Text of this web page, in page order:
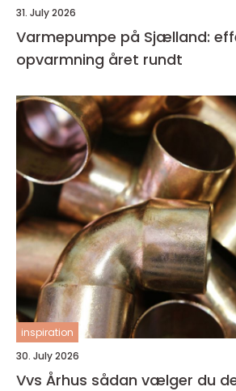
31. July 2026
Varmepumpe på Sjælland:
opvarmning året rundt
inspiration
30. July 2026
Vvs Århus sådan vælger du den rigtige